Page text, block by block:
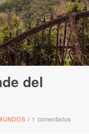
del
/ 1 comentarios